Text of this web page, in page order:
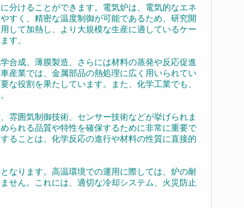
分けることができます。電気炉は、電気的なエネ
すく、精密な温度制御が可能であるため、研究開
して加熱し、より大規模な生産に適しているケー
す。
合成、薄膜製造、さらには材料の蒸発や反応促進
産業では、金属部品の熱処理に広く用いられてい
役割を果たしています。また、化学工業でも、
雰囲気制御技術、センサー技術などが挙げられま
られる品質や特性を確保するために非常に重要で
ることは、化学反応の進行や材料の性質に直接的
なります。高温環境での運用に際しては、炉の耐
せん。これには、適切な冷却システム、火災防止